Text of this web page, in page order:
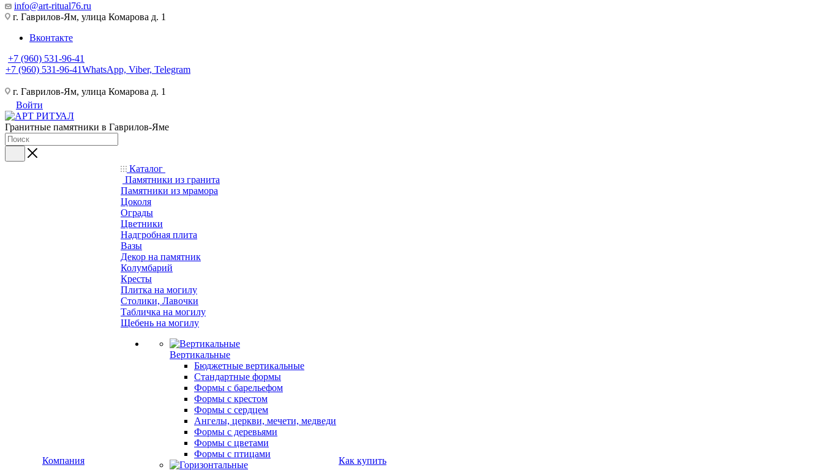
info@art-ritual76.ru
г. Гаврилов-Ям, улица Комарова д. 1
Вконтакте
+7 (960) 531-96-41
+7 (960) 531-96-41WhatsApp, Viber, Telegram
г. Гаврилов-Ям, улица Комарова д. 1
Войти
Гранитные памятники в Гаврилов-Яме
Компания
Каталог
Памятники из гранита
Памятники из мрамора
Цоколя
Ограды
Цветники
Надгробная плита
Вазы
Декор на памятник
Колумбарий
Кресты
Плитка на могилу
Столики, Лавочки
Табличка на могилу
Щебень на могилу
Вертикальные
Бюджетные вертикальные
Стандартные формы
Формы с барельефом
Формы с крестом
Формы с сердцем
Ангелы, церкви, мечети, медведи
Формы с деревьями
Формы с цветами
Формы с птицами
Как купить